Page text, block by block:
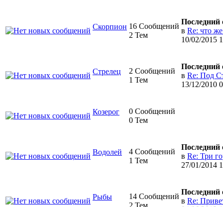
Скорпион 16 Сообщений
2 Тем
Последний
в Re: что
10/02/2015
Стрелец
2 Сообщений
1 Тем
Последний
в Re: Под
13/12/2010
Козерог
0 Сообщений
0 Тем
Водолей
4 Сообщений
1 Тем
Последний
в Re: Три
27/01/2014
Рыбы
14 Сообщений
2 Тем
Последний
в Re: